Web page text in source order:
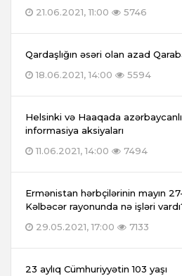
21.06.2021, 11:00
5746
Qardaşlığın əsəri olan azad
18.06.2021, 14:00
5594
Helsinki və Haaqada
informasiya aksiyaları
11.06.2021, 14:00
7494
Ermənistan hərbçilərinin mayın
Kəlbəcər rayonunda nə işləri
29.05.2021, 17:00
7133
23 aylıq Cümhuriyyətin 103 yaşı